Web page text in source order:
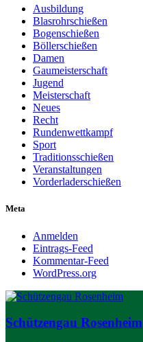
Ausbildung
Blasrohrschießen
Bogenschießen
Böllerschießen
Damen
Gaumeisterschaft
Jugend
Meisterschaft
Neues
Recht
Rundenwettkampf
Sport
Traditionsschießen
Veranstaltungen
Vorderladerschießen
Meta
Anmelden
Eintrags-Feed
Kommentar-Feed
WordPress.org
Schützengau Rosenheim